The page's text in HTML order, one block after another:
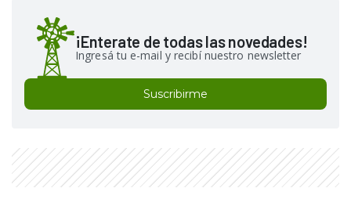
¡Enterate de todas las novedades!
Ingresá tu e-mail y recibí nuestro newsletter
Suscribirme